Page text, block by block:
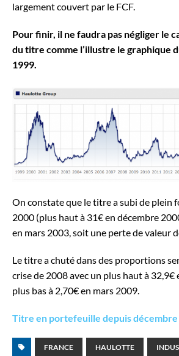
largement couvert par le FCF.
Pour finir, il ne faudra pas négliger le
du titre comme l’illustre le graphique
1999.
On constate que le titre a subi de plein
2000 (plus haut à 31€ en décembre
en mars 2003, soit une perte de valeur
Le titre a chuté dans des proportions
crise de 2008 avec un plus haut à
plus bas à 2,70€ en mars 2009.
Titre en portefeuille depuis
FRANCE HAULOTTE